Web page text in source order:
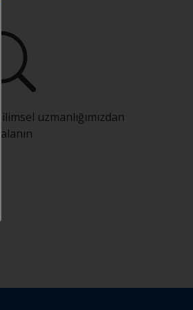
uzmanlığımızdan